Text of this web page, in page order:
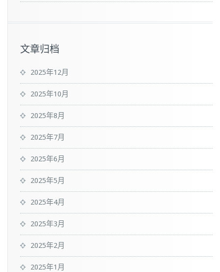
文章归档
2025年12月
2025年10月
2025年8月
2025年7月
2025年6月
2025年5月
2025年4月
2025年3月
2025年2月
2025年1月